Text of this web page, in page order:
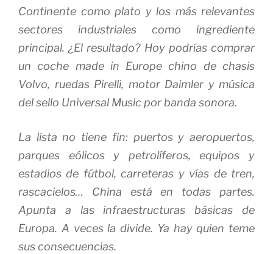
Continente como plato y los más relevantes
sectores industriales como ingrediente
principal. ¿El resultado? Hoy podrías comprar
un coche made in Europe chino de chasis
Volvo, ruedas Pirelli, motor Daimler y música
del sello Universal Music por banda sonora.
La lista no tiene fin: puertos y aeropuertos,
parques eólicos y petrolíferos, equipos y
estadios de fútbol, carreteras y vías de tren,
rascacielos… China está en todas partes.
Apunta a las infraestructuras básicas de
Europa. A veces la divide. Ya hay quien teme
sus consecuencias.